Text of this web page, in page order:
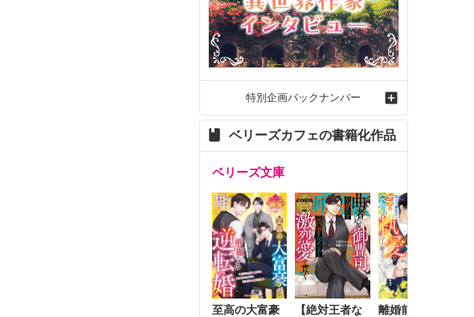
特別企画バックナンバー
ベリーズカフェの書籍化作品
ベリーズ文庫
至高の大富豪
【絶対王者な
離婚前夜に内